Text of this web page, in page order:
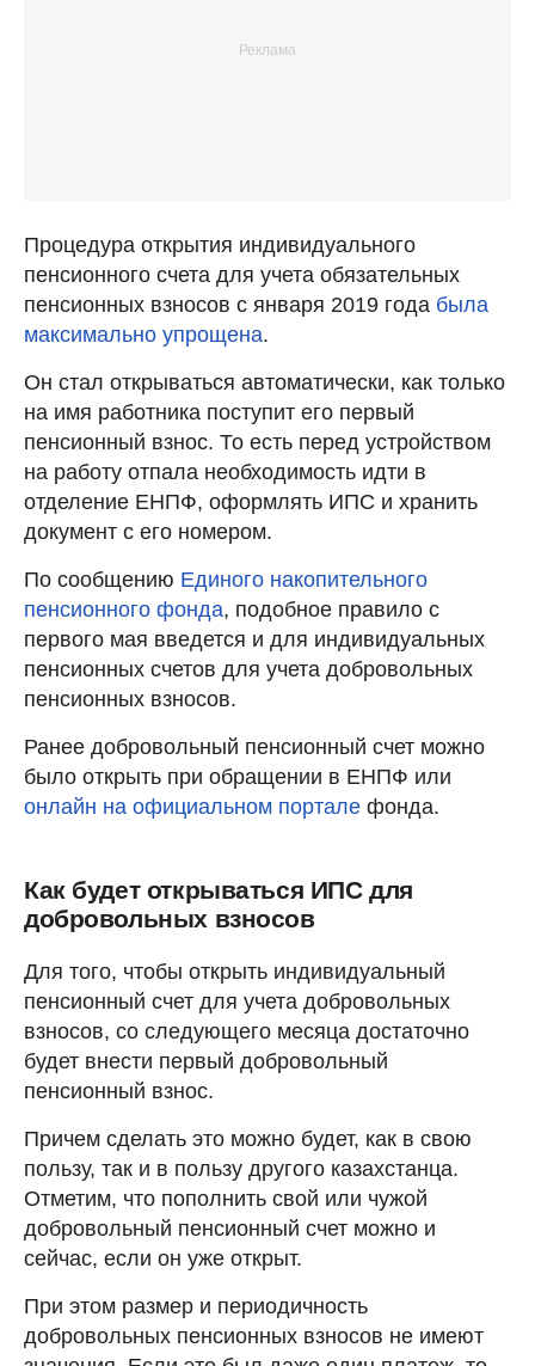
Процедура открытия индивидуального
пенсионного счета для учета обязательных
пенсионных взносов с января 2019 года была
максимально упрощена.
Он стал открываться автоматически, как только
на имя работника поступит его первый
пенсионный взнос. То есть перед устройством
на работу отпала необходимость идти в
отделение ЕНПФ, оформлять ИПС и хранить
документ с его номером.
По сообщению Единого накопительного
пенсионного фонда, подобное правило с
первого мая введется и для индивидуальных
пенсионных счетов для учета добровольных
пенсионных взносов.
Ранее добровольный пенсионный счет можно
было открыть при обращении в ЕНПФ или
онлайн на официальном портале фонда.
Как будет открываться ИПС для
добровольных взносов
Для того, чтобы открыть индивидуальный
пенсионный счет для учета добровольных
взносов, со следующего месяца достаточно
будет внести первый добровольный
пенсионный взнос.
Причем сделать это можно будет, как в свою
пользу, так и в пользу другого казахстанца.
Отметим, что пополнить свой или чужой
добровольный пенсионный счет можно и
сейчас, если он уже открыт.
При этом размер и периодичность
добровольных пенсионных взносов не имеют